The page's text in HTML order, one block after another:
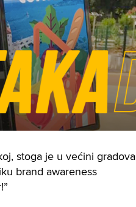
stoga je u većini gradova
brand awareness